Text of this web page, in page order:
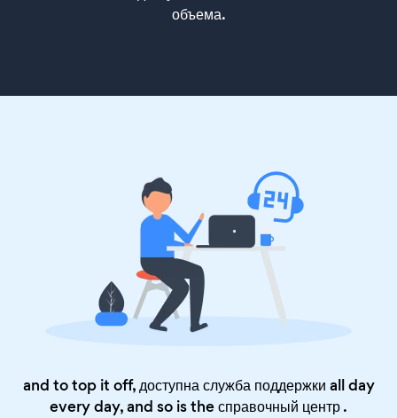
объема.
and to top it off, доступна служба поддержки all day
every day, and so is theсправочный центр.